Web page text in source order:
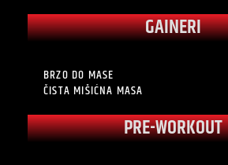
GAINERI
BRZO DO MASE
ČISTA MIŠIĆNA MASA
PRE-WORKOUT